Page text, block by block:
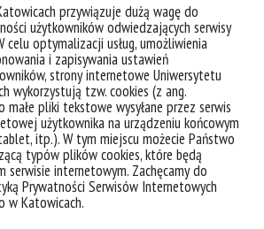
przywiązuje dużą wagę do
użytkowników odwiedzających serwisy
celu optymalizacji usług, umożliwienia
i zapisywania ustawień
strony internetowe Uniwersytetu
wykorzystują tzw. cookies (z ang.
małe pliki tekstowe wysyłane przez serwis
użytkownika na urządzeniu końcowym
itp.). W tym miejscu możecie Państwo
typów plików cookies, które będą
serwisie internetowym. Zachęcamy do
Prywatności Serwisów Internetowych
w Katowicach.
poziomu zabezpieczeń COVID-19 na